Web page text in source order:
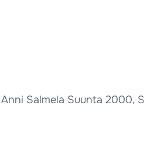
Salmela Suunta 2000,